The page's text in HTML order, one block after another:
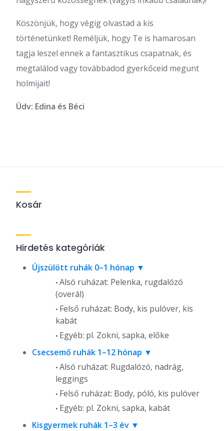
Köszönjük, hogy végig olvastad a kis
történetünket! Reméljük, hogy Te is hamarosan
tagja leszel ennek a fantasztikus csapatnak, és
megtalálod vagy továbbadod gyerkőceid megunt
holmijait!
Üdv: Edina és Béci
Kosár
Hirdetés kategóriák
Újszülött ruhák 0–1 hónap
Alsó ruházat: Pelenka, rugdalózó
(overál)
Felső ruházat: Body, kis pulóver, kis
kabát
Egyéb: pl. Zokni, sapka, előke
Csecsemő ruhák 1–12 hónap
Alsó ruházat: Rugdalózó, nadrág,
leggings
Felső ruházat: Body, póló, kis pulóver
Egyéb: pl. Zokni, sapka, kabát
Kisgyermek ruhák 1–3 év